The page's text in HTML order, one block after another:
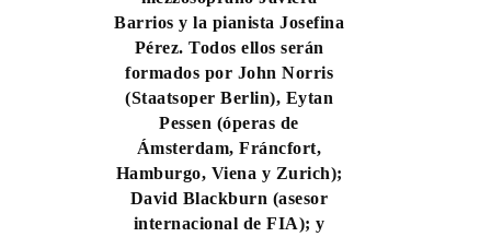
Barrios y la pianista Josefina
Pérez. Todos ellos serán
formados por John Norris
(Staatsoper Berlin), Eytan
Pessen (óperas de
Ámsterdam, Fráncfort,
Hamburgo, Viena y Zurich);
David Blackburn (asesor
internacional de FIA); y